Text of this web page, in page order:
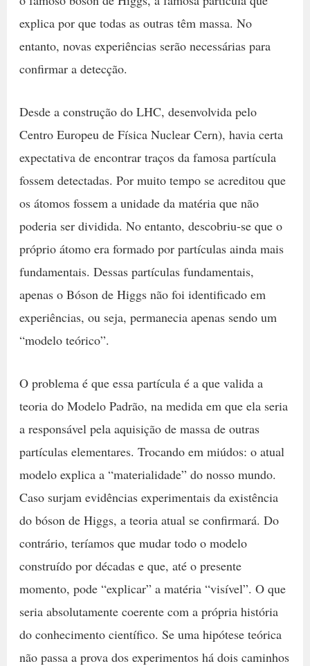
explica por que todas as outras têm massa. No
entanto, novas experiências serão necessárias para
confirmar a detecção.
Desde a construção do LHC, desenvolvida pelo
Centro Europeu de Física Nuclear Cern), havia certa
expectativa de encontrar traços da famosa partícula
fossem detectadas. Por muito tempo se acreditou que
os átomos fossem a unidade da matéria que não
poderia ser dividida. No entanto, descobriu-se que o
próprio átomo era formado por partículas ainda mais
fundamentais. Dessas partículas fundamentais,
apenas o Bóson de Higgs não foi identificado em
experiências, ou seja, permanecia apenas sendo um
“modelo teórico”.
O problema é que essa partícula é a que valida a
teoria do Modelo Padrão, na medida em que ela seria
a responsável pela aquisição de massa de outras
partículas elementares. Trocando em miúdos: o atual
modelo explica a “materialidade” do nosso mundo.
Caso surjam evidências experimentais da existência
do bóson de Higgs, a teoria atual se confirmará. Do
contrário, teríamos que mudar todo o modelo
construído por décadas e que, até o presente
momento, pode “explicar” a matéria “visível”. O que
seria absolutamente coerente com a própria história
do conhecimento científico. Se uma hipótese teórica
não passa a prova dos experimentos há dois caminhos